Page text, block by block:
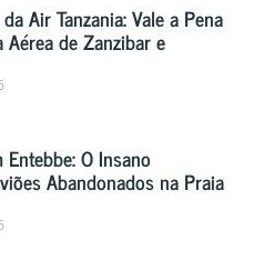
Air Tanzania: Vale a Pena
de Zanzibar e
O Insano
Abandonados na Praia